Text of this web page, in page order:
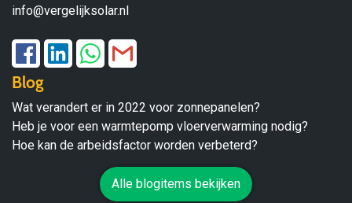
info@vergelijksolar.nl
Blog
Wat verandert er in 2022 voor zonnepanelen?
Heb je voor een warmtepomp vloerverwarming nodig?
Hoe kan de arbeidsfactor worden verbeterd?
Alle blogitems bekijken